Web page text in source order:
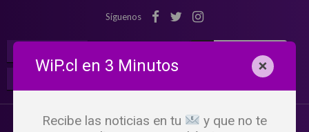
Síguenos
WiP.cl en 3 Minutos ×
Recibe las noticias en tu
y que no te